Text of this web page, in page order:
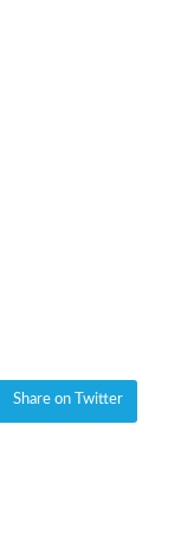
Share on Twitter